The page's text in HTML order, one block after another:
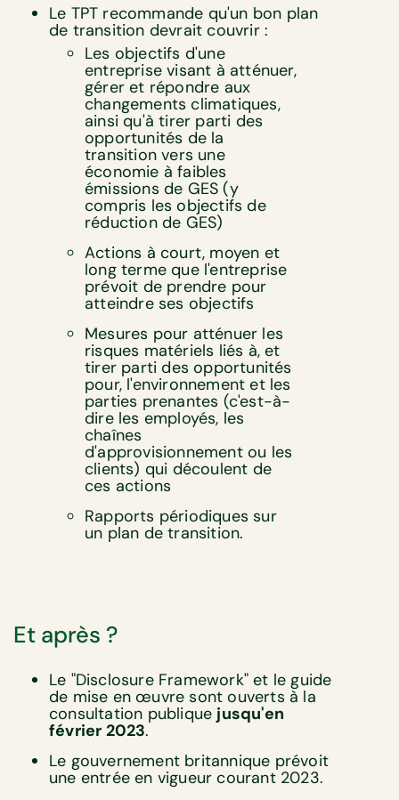
Le TPT recommande qu'un bon plan
de transition devrait couvrir :
Les objectifs d'une
entreprise visant à atténuer,
gérer et répondre aux
changements climatiques,
ainsi qu'à tirer parti des
opportunités de la
transition vers une
économie à faibles
émissions de GES (y
compris les objectifs de
réduction de GES)
Actions à court, moyen et
long terme que l'entreprise
prévoit de prendre pour
atteindre ses objectifs
Mesures pour atténuer les
risques matériels liés à, et
tirer parti des opportunités
pour, l'environnement et les
parties prenantes (c'est-à-
dire les employés, les
chaînes
d'approvisionnement ou les
clients) qui découlent de
ces actions
Rapports périodiques sur
un plan de transition.
Et après ?
Le "Disclosure Framework" et le guide
de mise en œuvre sont ouverts à la
consultation publique jusqu'en
février 2023.
Le gouvernement britannique prévoit
une entrée en vigueur courant 2023.